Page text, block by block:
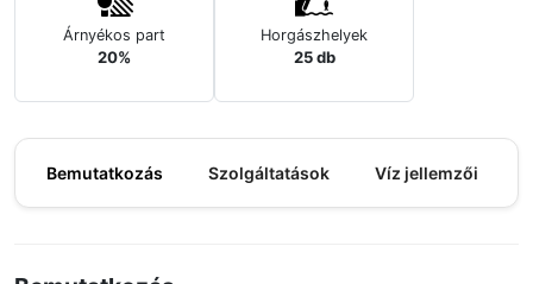
Árnyékos part
20%
Horgászhelyek
25 db
Bemutatkozás Szolgáltatások Víz jellemzői